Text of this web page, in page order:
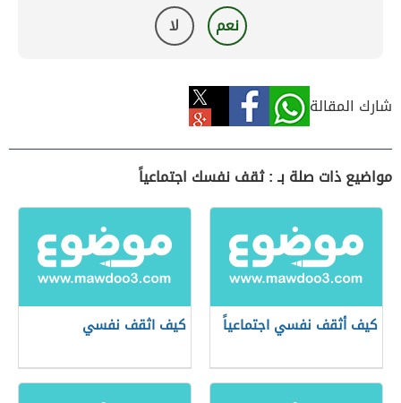
نعم لا
شارك المقالة
مواضيع ذات صلة بـ : ثقف نفسك اجتماعياً
كيف أثقف نفسي اجتماعياً كيف اثقف نفسي